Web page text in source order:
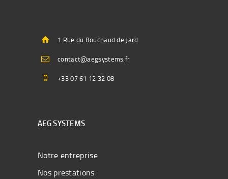
1 Rue du Bouchaud de Jard
contact@aegsystems.fr
+33 07 61 12 32 08
AEG SYSTEMS
Notre entreprise
Nos prestations